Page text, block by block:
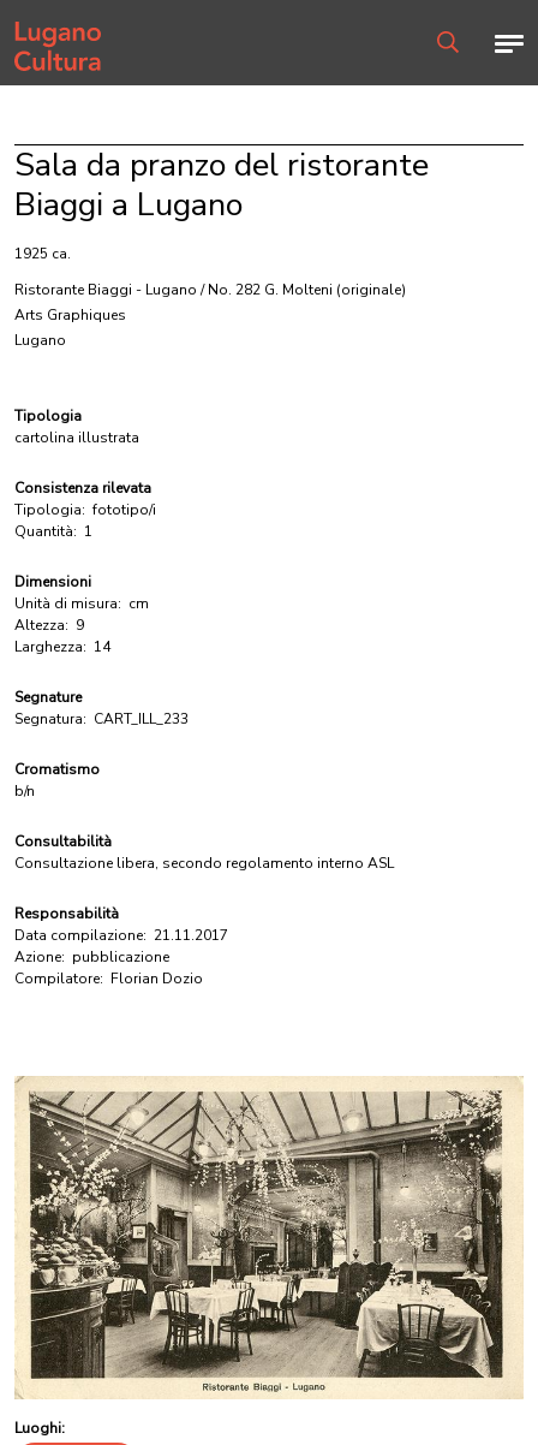
Home page
Sala da pranzo del ristorante
Biaggi a Lugano
1925 ca.
Ristorante Biaggi - Lugano / No. 282 G. Molteni (originale)
Arts Graphiques
Lugano
Tipologia
cartolina illustrata
Consistenza rilevata
Tipologia: fototipo/i
Quantità: 1
Dimensioni
Unità di misura: cm
Altezza: 9
Larghezza: 14
Segnature
Segnatura: CART_ILL_233
Cromatismo
b/n
Consultabilità
Consultazione libera, secondo regolamento interno ASL
Responsabilità
Data compilazione: 21.11.2017
Azione: pubblicazione
Compilatore: Florian Dozio
Luoghi: